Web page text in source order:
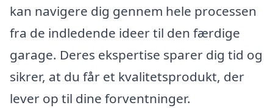
kan navigere dig gennem hele processen
fra de indledende ideer til den færdige
garage. Deres ekspertise sparer dig tid og
sikrer, at du får et kvalitetsprodukt, der
lever op til dine forventninger.